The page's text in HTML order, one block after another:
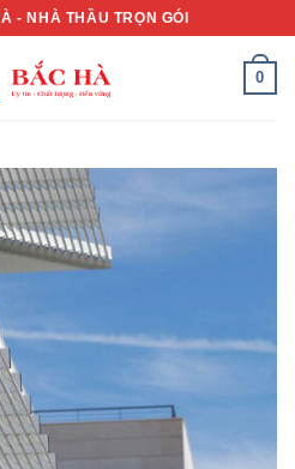
- NHÀ THẦU TRỌN GÓI
0